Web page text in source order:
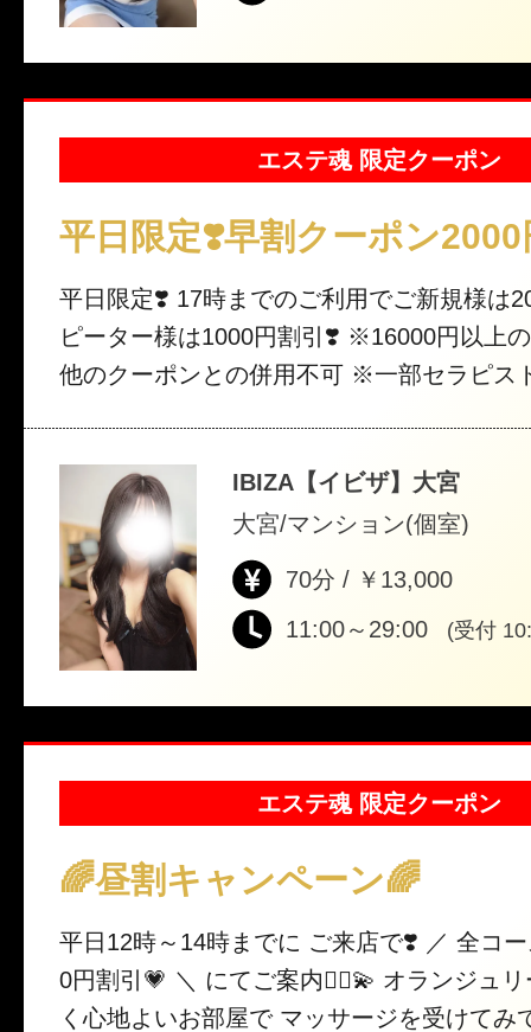
エステ魂 限定クーポン
平日限定❣️早割クーポン
平日限定❣️ 17時までのご利用でご新規様は
ピーター様は1000円割引❣️ ※16000円以上のコースから ※
他のクーポンとの併用不可 ※一部セラピス
IBIZA【イビザ】大宮
大宮/マンション(個室)
70分 / ￥13,000
11:00～29:00
(受付
エステ魂 限定クーポン
🌈昼割キャンペーン🌈
平日12時～14時までに ご来店で❣️ ／ 全コース料金を 💗1,00
0円割引💗 ＼ にてご案内🧚‍♀️💫 オランジュリープラスの 暖か
く心地よいお部屋で マッサージを受けてみ